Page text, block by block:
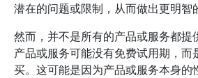
潜在的问题或限制，从而做出更明智
然而，并不是所有的产品或服务都提
产品或服务可能没有免费试用期，而
买。这可能是因为产品或服务本身的